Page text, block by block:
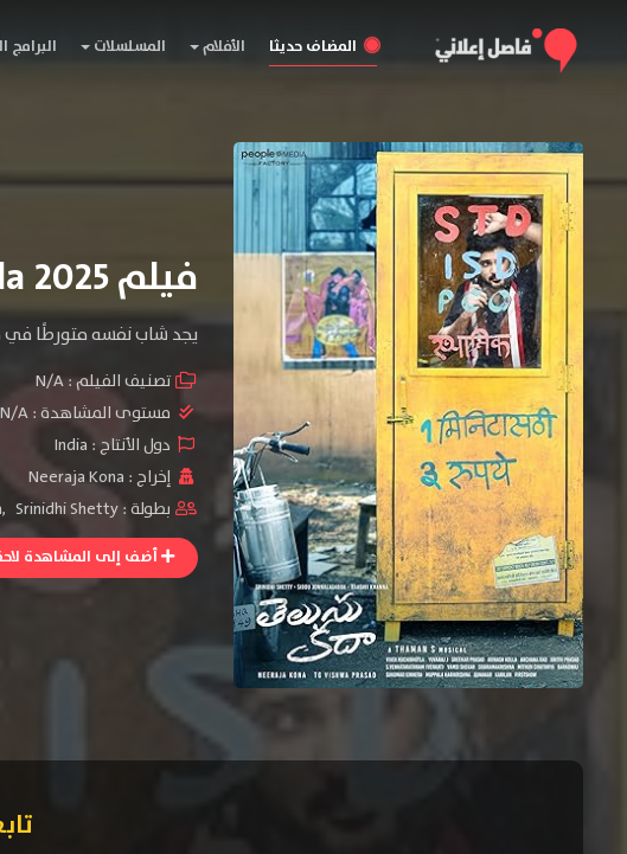
المضاف حديثا الأفلام المسلسلات البرامج
فيلم Telusu Kada 2025 مترجم
يجد شاب نفسه متورطًا في
تصنيف الفيلم :N/A
مستوى المشاهدة :N/A
دول الأنتاج : India
إخراج : Neeraja Kona
بطولة :
, Srinidhi Shetty
أضف إلى المشاهدة